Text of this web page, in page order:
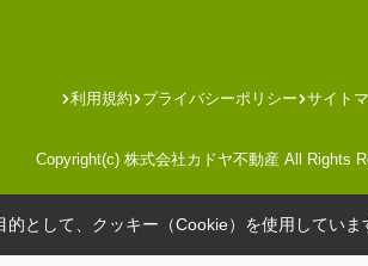
利用規約 プライバシーポリシー サイト
Copyright(c) 株式会社カドヤ不動産 All Rights
として、クッキー（Cookie）を使用していま